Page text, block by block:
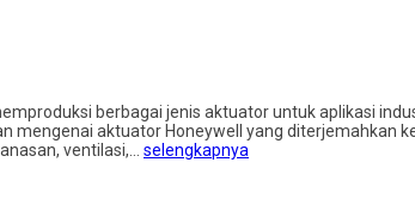
berbagai jenis aktuator untuk aplikasi
mengenai aktuator Honeywell yang diterjemahkan
ventilasi,… selengkapnya